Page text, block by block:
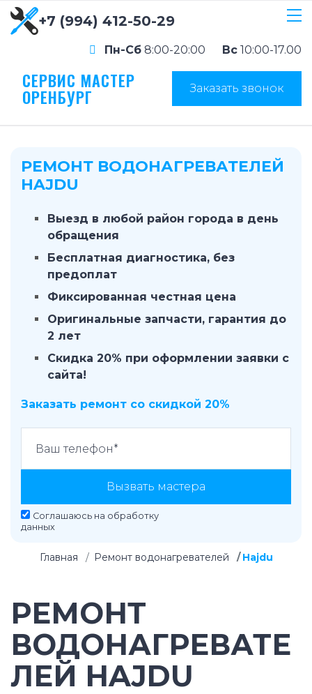
+7 (994) 412-50-29
Пн-Сб 8:00-20:00 Вс 10:00-17.00
СЕРВИС МАСТЕР
ОРЕНБУРГ Заказать звонок
РЕМОНТ ВОДОНАГРЕВАТЕЛЕЙ
HAJDU
Выезд в любой район города в день
обращения
Бесплатная диагностика, без
предоплат
Фиксированная честная цена
Оригинальные запчасти, гарантия до
2 лет
Скидка 20% при оформлении заявки с
сайта!
Заказать ремонт со скидкой 20%
Вызвать мастера
Соглашаюсь на обработку
данных
Главная Ремонт водонагревателей Hajdu
РЕМОНТ
ВОДОНАГРЕВАТЕ
ЛЕЙ HAJDU